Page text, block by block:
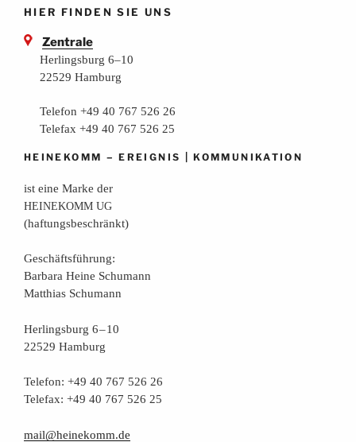
HIER FINDEN SIE UNS
Zentrale
Herlingsburg 6–10
22529 Hamburg
Telefon +49 40 767 526 26
Telefax +49 40 767 526 25
HEINEKOMM –EREIGNIS |KOMMUNIKATION
ist eine Mar­ke der
HEINEKOMM UG
(haf­tungs­be­schränkt)
Geschäfts­füh­rung:
Bar­ba­ra Hei­ne Schumann
Mat­thi­as Schumann
Her­lings­burg 6 – 10
22529 Hamburg
Tele­fon: +49 40 767 526 26
Tele­fax: +49 40 767 526 25
mail@heinekomm.de